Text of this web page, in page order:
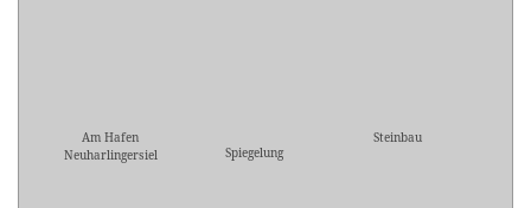
Am Hafen
Neuharlingersiel
Spiegelung
Steinbau